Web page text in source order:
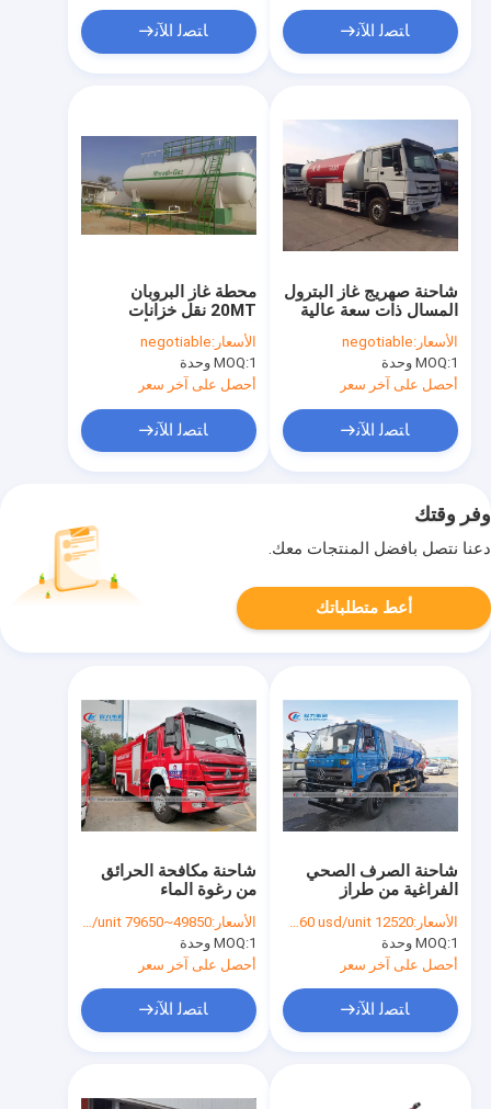
ﺎﺘﺼﻟ ﺍﻶﻧ ﺎﺘﺼﻟ ﺍﻶﻧ
محطة غاز البروبان
20MT نقل خزانات
البروبان لملء الأسطوانة
4 فوهاتالأسعار:negotiable
MOQ:1 وحدة
أحصل على آخر سعر
ﺎﺘﺼﻟ ﺍﻶﻧ
شاحنة صهريج غاز البترول
المسال ذات سعة عالية
لون مخصص
الأسعار:negotiable
MOQ:1 وحدة
أحصل على آخر سعر
ﺎﺘﺼﻟ ﺍﻶﻧ
وفر وقتك
دعنا نتصل بأفضل المنتجات معك.
أعط متطلباتك
شاحنة مكافحة الحرائق
من رغوة الماء
الأسعار:49850~79650 usd/unit
MOQ:1 وحدة
أحصل على آخر سعر
ﺎﺘﺼﻟ ﺍﻶﻧ
شاحنة الصرف الصحي
الفراغية من طراز
10000L
الأسعار:12520 usd/unit~22660 usd/unit
MOQ:1 وحدة
أحصل على آخر سعر
ﺎﺘﺼﻟ ﺍﻶﻧ